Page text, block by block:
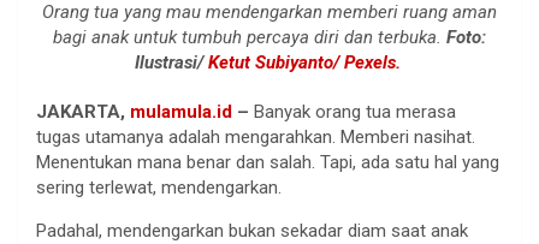
Orang tua yang mau mendengarkan memberi ruang aman
bagi anak untuk tumbuh percaya diri dan terbuka. Foto:
Ilustrasi/Ketut Subiyanto/ Pexels.
JAKARTA, mulamula.id – Banyak orang tua merasa
tugas utamanya adalah mengarahkan. Memberi nasihat.
Menentukan mana benar dan salah. Tapi, ada satu hal yang
sering terlewat, mendengarkan.
Padahal, mendengarkan bukan sekadar diam saat anak